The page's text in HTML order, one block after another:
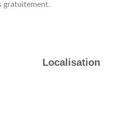
gratuitement.
Localisation